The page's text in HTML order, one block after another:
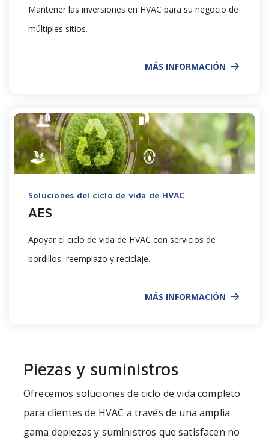
Mantener las inversiones en HVAC para su negocio de
múltiples sitios.
MÁS INFORMACIÓN
Soluciones del ciclo de vida de HVAC
AES
Apoyar el ciclo de vida de HVAC con servicios de
bordillos, reemplazo y reciclaje.
MÁS INFORMACIÓN
Piezas y suministros
Ofrecemos soluciones de ciclo de vida completo
para clientes de HVAC a través de una amplia
gama depiezas y suministros que satisfacen no